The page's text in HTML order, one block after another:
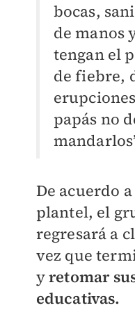
bocas,
de manos
tengan el
de fiebre,
papás no
De acuerdo
plantel, el
regresará a
vez que
yretomar
educativas.